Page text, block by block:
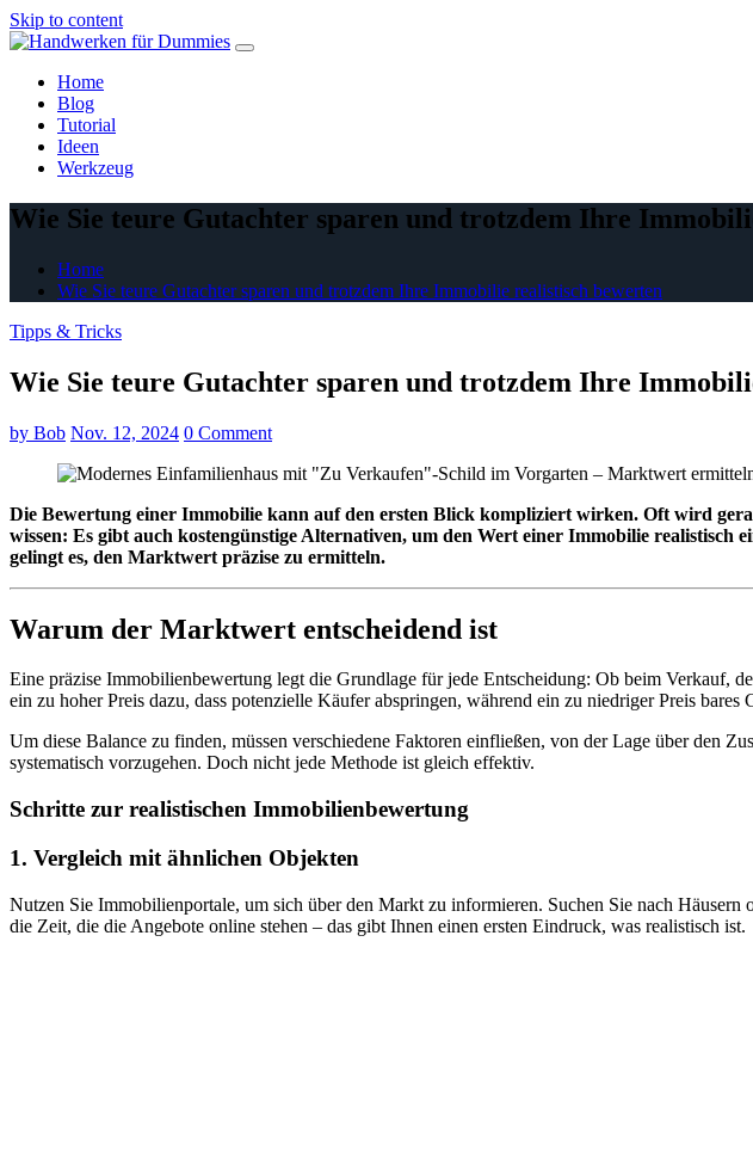
Skip to content
Home
Blog
Tutorial
Ideen
Werkzeug
Wie Sie teure Gutachter sparen und trotzdem Ihre
Home
Wie Sie teure Gutachter sparen und trotzdem Ihre Immobilie realistisch bewerten
Tipps & Tricks
Wie Sie teure Gutachter sparen und trotzdem Ihre
by Bob Nov. 12, 2024 0 Comment
Die Bewertung einer Immobilie kann auf den ersten Blick kompliziert wirken. Oft wird
wissen: Es gibt auch kostengünstige Alternativen, um den Wert einer Immobilie realistisch
gelingt es, den Marktwert präzise zu ermitteln.
Warum der Marktwert entscheidend ist
Eine präzise Immobilienbewertung legt die Grundlage für jede Entscheidung: Ob beim Verkauf,
ein zu hoher Preis dazu, dass potenzielle Käufer abspringen, während ein zu niedriger Preis
Um diese Balance zu finden, müssen verschiedene Faktoren einfließen, von der Lage über den
systematisch vorzugehen. Doch nicht jede Methode ist gleich effektiv.
Schritte zur realistischen Immobilienbewertung
1. Vergleich mit ähnlichen Objekten
Nutzen Sie Immobilienportale, um sich über den Markt zu informieren. Suchen Sie nach
die Zeit, die die Angebote online stehen – das gibt Ihnen einen ersten Eindruck, was realistisch ist.